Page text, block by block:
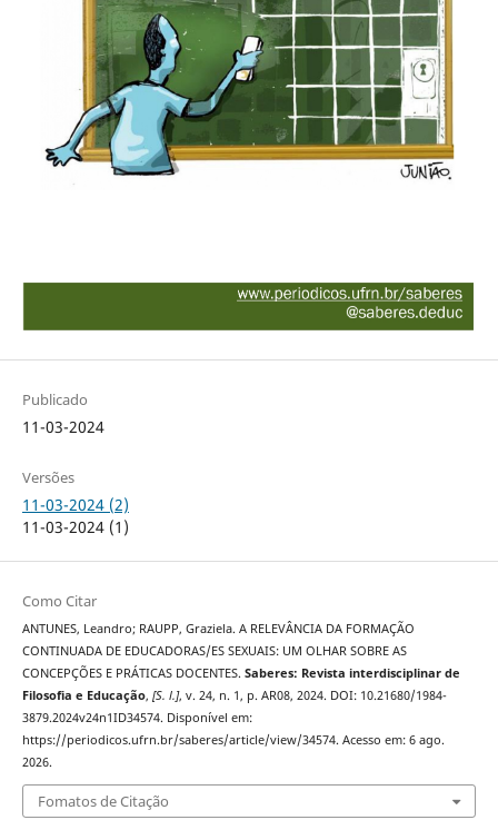
Publicado
11-03-2024
Versões
11-03-2024 (2)
11-03-2024 (1)
Como Citar
ANTUNES, Leandro; RAUPP, Graziela. A RELEVÂNCIA DA FORMAÇÃO
CONTINUADA DE EDUCADORAS/ES SEXUAIS: UM OLHAR SOBRE AS
CONCEPÇÕES E PRÁTICAS DOCENTES. Saberes: Revista interdisciplinar de
Filosofia e Educação, [S. l.], v. 24, n. 1, p. AR08, 2024. DOI: 10.21680/1984-
3879.2024v24n1ID34574. Disponível em:
https://periodicos.ufrn.br/saberes/article/view/34574. Acesso em: 6 ago.
2026.
Fomatos de Citação